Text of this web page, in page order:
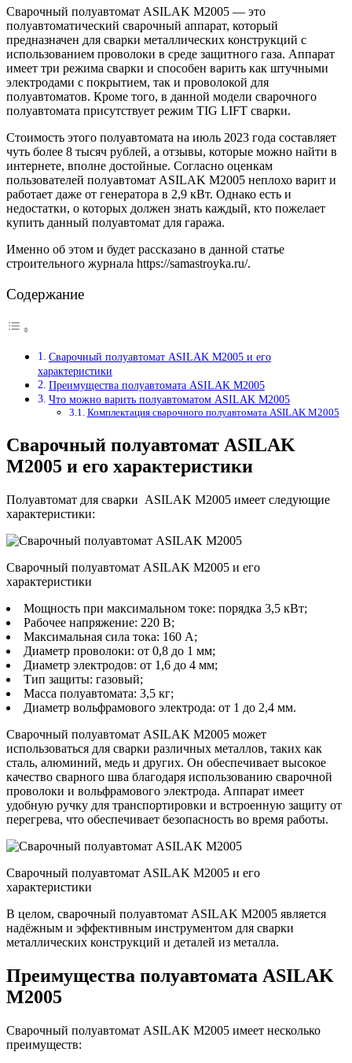
Сварочный полуавтомат ASILAK M2005 — это
полуавтоматический сварочный аппарат, который
предназначен для сварки металлических конструкций с
использованием проволоки в среде защитного газа. Аппарат
имеет три режима сварки и способен варить как штучными
электродами с покрытием, так и проволокой для
полуавтоматов. Кроме того, в данной модели сварочного
полуавтомата присутствует режим TIG LIFT сварки.
Стоимость этого полуавтомата на июль 2023 года составляет
чуть более 8 тысяч рублей, а отзывы, которые можно найти в
интернете, вполне достойные. Согласно оценкам
пользователей полуавтомат ASILAK M2005 неплохо варит и
работает даже от генератора в 2,9 кВт. Однако есть и
недостатки, о которых должен знать каждый, кто пожелает
купить данный полуавтомат для гаража.
Именно об этом и будет рассказано в данной статье
строительного журнала https://samastroyka.ru/.
Содержание
Сварочный полуавтомат ASILAK M2005 и его
характеристики
Преимущества полуавтомата ASILAK M2005
Что можно варить полуавтоматом ASILAK M2005
Комплектация сварочного полуавтомата ASILAK M2005
Сварочный полуавтомат ASILAK
M2005 и его характеристики
Полуавтомат для сварки ASILAK M2005 имеет следующие
характеристики:
Сварочный полуавтомат ASILAK M2005 и его
характеристики
Мощность при максимальном токе: порядка 3,5 кВт;
Рабочее напряжение: 220 В;
Максимальная сила тока: 160 А;
Диаметр проволоки: от 0,8 до 1 мм;
Диаметр электродов: от 1,6 до 4 мм;
Тип защиты: газовый;
Масса полуавтомата: 3,5 кг;
Диаметр вольфрамового электрода: от 1 до 2,4 мм.
Сварочный полуавтомат ASILAK M2005 может
использоваться для сварки различных металлов, таких как
сталь, алюминий, медь и других. Он обеспечивает высокое
качество сварного шва благодаря использованию сварочной
проволоки и вольфрамового электрода. Аппарат имеет
удобную ручку для транспортировки и встроенную защиту от
перегрева, что обеспечивает безопасность во время работы.
Сварочный полуавтомат ASILAK M2005 и его
характеристики
В целом, сварочный полуавтомат ASILAK M2005 является
надёжным и эффективным инструментом для сварки
металлических конструкций и деталей из металла.
Преимущества полуавтомата ASILAK
M2005
Сварочный полуавтомат ASILAK M2005 имеет несколько
преимуществ: